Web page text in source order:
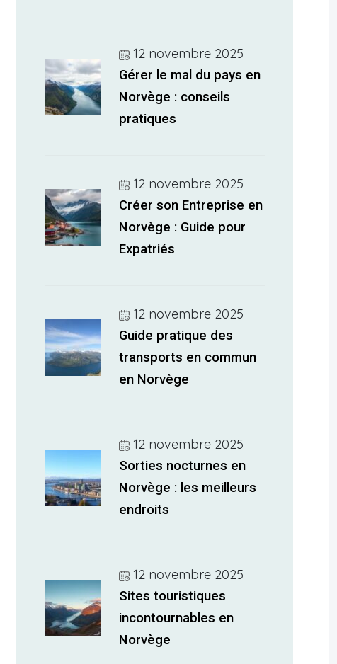
12 novembre 2025
Gérer le mal du pays en
Norvège : conseils
pratiques
12 novembre 2025
Créer son Entreprise en
Norvège : Guide pour
Expatriés
12 novembre 2025
Guide pratique des
transports en commun
en Norvège
12 novembre 2025
Sorties nocturnes en
Norvège : les meilleurs
endroits
12 novembre 2025
Sites touristiques
incontournables en
Norvège